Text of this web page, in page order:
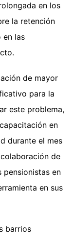
en los
la retención
en las
de mayor
para la
este problema,
en
durante el mes
de
pensionistas en
en sus
barrios